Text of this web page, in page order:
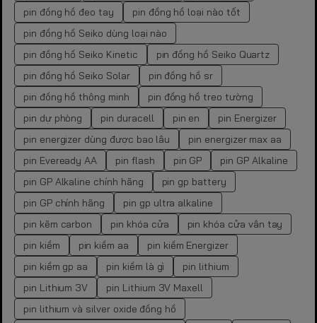
pin đồng hồ đeo tay
pin đồng hồ loại nào tốt
pin đồng hồ Seiko dùng loại nào
pin đồng hồ Seiko Kinetic
pin đồng hồ Seiko Quartz
pin đồng hồ Seiko Solar
pin đồng hồ sr
pin đồng hồ thông minh
pin đồng hồ treo tường
pin dự phòng
pin duracell pin en
pin Energizer
pin energizer dùng được bao lâu
pin energizer max aa
pin Eveready AA
pin flash pin GP
pin GP Alkaline
pin GP Alkaline chính hãng
pin gp battery
pin GP chính hãng
pin gp ultra alkaline
pin kẽm carbon
pin khóa cửa
pin khóa cửa vân tay
pin kiềm
pin kiềm aa
pin kiềm Energizer
pin kiềm gp aa
pin kiềm là gì
pin lithium
pin Lithium 3V
pin Lithium 3V Maxell
pin lithium và silver oxide đồng hồ